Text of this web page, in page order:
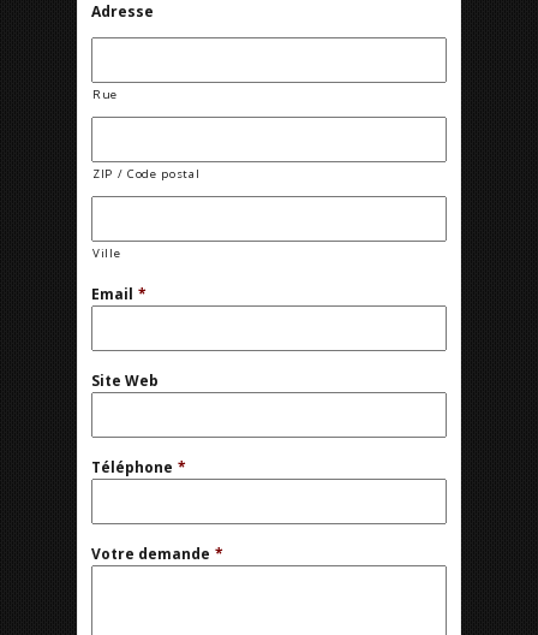
Adresse
Rue
ZIP / Code postal
Ville
Email *
Site Web
Téléphone *
Votre demande *